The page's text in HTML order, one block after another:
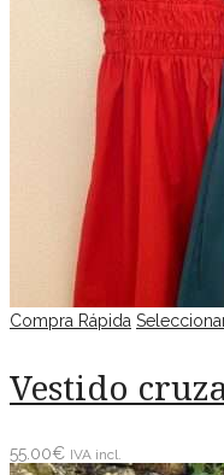
Compra Rápida
Vestido
55.00€ IVA incl.